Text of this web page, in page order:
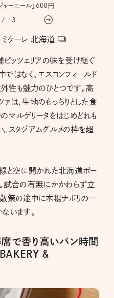
ャーエール」600円
/ 3
ミケーレ 北海道
ッツェリアの味を受け継ぐ
はなく、エスコンフィールド
性も魅力のひとつです。高
は、生地のもっちりとした食
マルゲリータをはじめどれも
スタジアムグルメの枠を超
と空に開かれた北海道ボー
試合の有無にかかわらず立
策の途中に本場ナポリの一
います。
で香り高いパン時間
&